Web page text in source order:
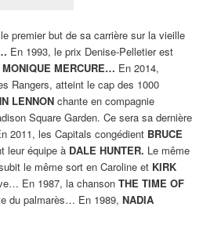
premier but de sa carrière sur la vieille
En 1993, le prix Denise-Pelletier est
MONIQUE MERCURE… En 2014,
Rangers, atteint le cap des 1000
LENNON chante en compagnie
Square Garden. Ce sera sa dernière
2011, les Capitals congédient BRUCE
leur équipe à DALE HUNTER. Le même
le même sort en Caroline et KIRK
En 1987, la chansonTHE TIME OF
du palmarès… En 1989,NADIA